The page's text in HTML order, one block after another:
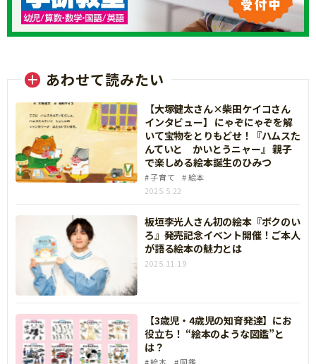
あわせて読みたい
【大塚健太さん×柴田ケイコさん
インタビュー】 にゃぞにゃぞを解
いて宝物をとりもどせ！『ハムスた
んていと かいとうニャー』 親子
で楽しめる絵本誕生のひみつ
子育て
絵本
2025.5.22
板垣李光人さん初の絵本『ボクのい
ろ』発売記念イベント開催！ご本人
が語る絵本の魅力とは
2025.11.19
【3歳児・4歳児の知育発達】にお
役立ち！ “絵本のような図鑑”と
は？